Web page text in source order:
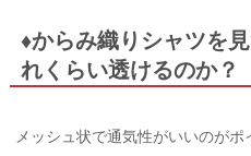
♦からみ織りシャツを
れくらい透けるのか？
メッシュ状で通気性がいいのが